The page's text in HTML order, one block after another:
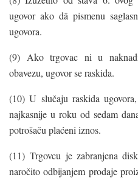
ugovor ako dâ pismenu
ugovora.
(9) Ako trgovac ni u
obavezu, ugovor se raskida.
(10) U slučaju raskida
najkasnije u roku od sedam
potrošaču plaćeni iznos.
(11) Trgovcu je zabranjena
naročito odbijanjem prodaje